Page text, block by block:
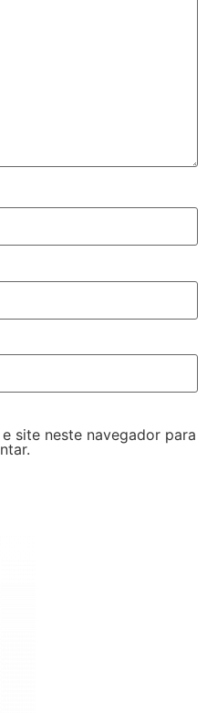
site neste navegador para